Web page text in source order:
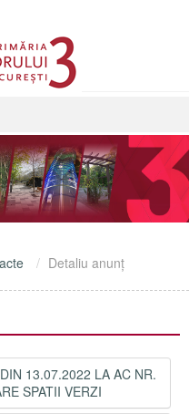
Detaliu anunţ
13.07.2022 LA AC NR.
SPATII VERZI